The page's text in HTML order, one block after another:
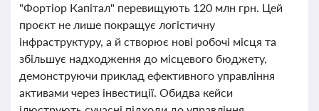
"Фортіор Капітал" перевищують 120 млн грн. Цей
проєкт не лише покращує логістичну
інфраструктуру, а й створює нові робочі місця та
збільшує надходження до місцевого бюджету,
демонструючи приклад ефективного управління
активами через інвестиції. Обидва кейси